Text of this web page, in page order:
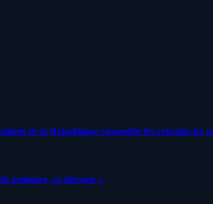
de la République rassemble les retraités,les
primaire, ça déroute «